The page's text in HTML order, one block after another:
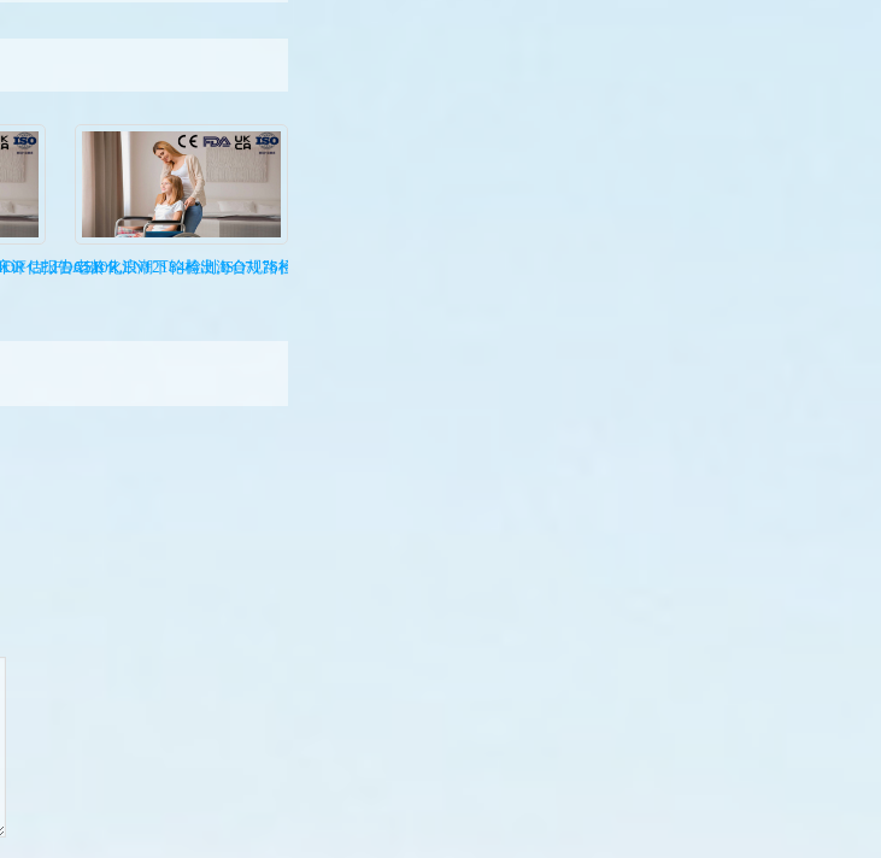
评估报告CER？
CE,FDA510K,EN12184检测,ISO7176检测
老龄化浪潮下轮椅出海合规路径：FDA510K/MDR CE/ISO7176认证指南